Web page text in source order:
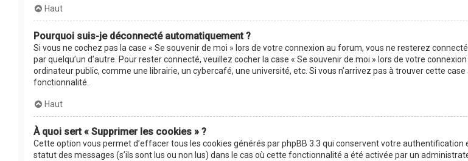
Haut
Pourquoi suis-je déconnecté automatiquement ?
Si vous ne cochez pas la case « Se souvenir de moi » lors de votre connexion au forum, vous ne resterez
par quelqu’un d’autre. Pour rester connecté, veuillez cocher la case « Se souvenir de moi » lors de votre
ordinateur public, comme une librairie, un cybercafé, une université, etc. Si vous n’arrivez pas à trouver cette
fonctionnalité.
Haut
À quoi sert « Supprimer les cookies » ?
Cette option vous permet d’effacer tous les cookies générés par phpBB 3.3 qui conservent votre
statut des messages (s’ils sont lus ou non lus) dans le cas où cette fonctionnalité a été activée par un